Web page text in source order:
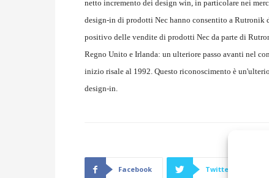
netto incremento dei design win, in particolare nei
design-in di prodotti Nec hanno consentito a Rutronik
positivo delle vendite di prodotti Nec da parte di
Regno Unito e Irlanda: un ulteriore passo avanti nel
inizio risale al 1992. Questo riconoscimento è
design-in.
Facebook Twitter